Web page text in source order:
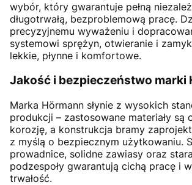
wybór, który gwarantuje pełną
długotrwałą, bezproblemową pracę.
precyzyjnemu wyważeniu i
systemowi sprężyn, otwieranie i
lekkie, płynne i komfortowe.
Jakość i bezpieczeństwo marki
Marka Hörmann słynie z wysokich
produkcji – zastosowane materiały są
korozję, a konstrukcja bramy
z myślą o bezpiecznym użytkowaniu.
prowadnice, solidne zawiasy oraz
podzespoły gwarantują cichą pracę i
trwałość.